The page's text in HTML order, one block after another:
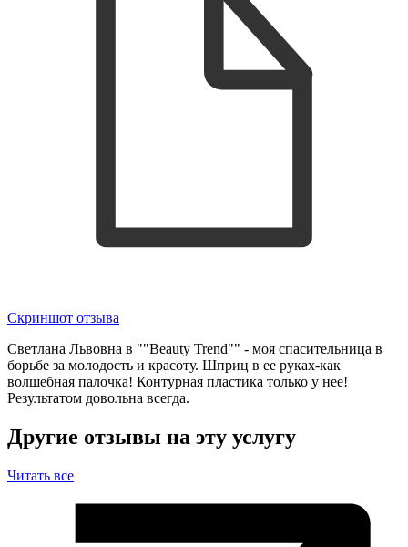
Скриншот отзыва
Светлана Львовна в ""Beauty Trend"" - моя спасительница в
борьбе за молодость и красоту. Шприц в ее руках-как
волшебная палочка! Контурная пластика только у нее!
Результатом довольна всегда.
Другие отзывы на эту услугу
Читать все